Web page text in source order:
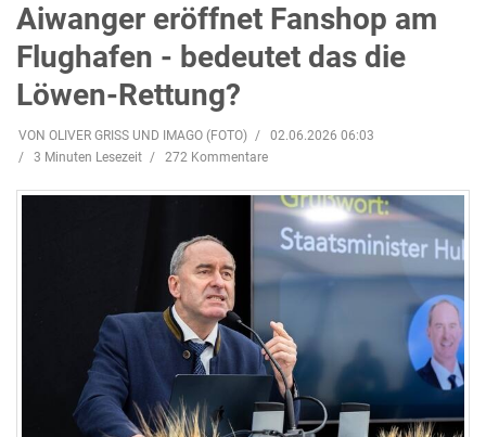
Aiwanger eröffnet Fanshop am
Flughafen - bedeutet das die
Löwen-Rettung?
VON OLIVER GRISS UND IMAGO (FOTO)
02.06.2026 06:03
3 Minuten Lesezeit
272 Kommentare